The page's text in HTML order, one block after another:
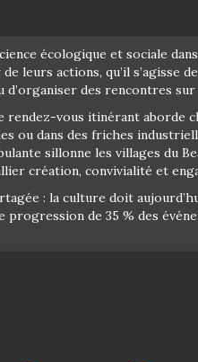
écologique et sociale
leurs actions, qu’il s’agisse
des rencontres
rendez-vous itinérant
ou dans des friches
sillonne les villages du
création, convivialité et
: la culture doit
de 35 % des